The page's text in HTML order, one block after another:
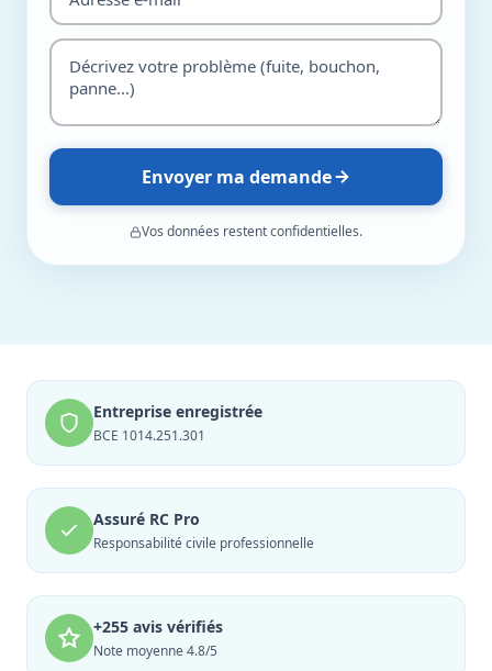
Envoyer ma demande
Vos données restent confidentielles.
Entreprise enregistrée
BCE 1014.251.301
Assuré RC Pro
Responsabilité civile professionnelle
+255 avis vérifiés
Note moyenne 4.8/5